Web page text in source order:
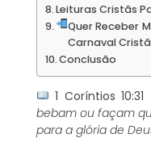
Leituras Cristãs
Quer Receber
Carnaval
Conclusão
1 Coríntios 10:31
bebam ou façam
para a glória de